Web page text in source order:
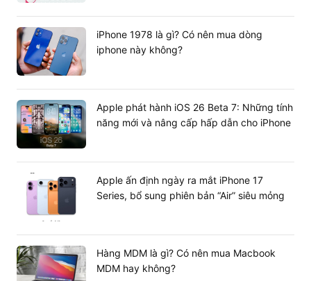
iPhone 1978 là gì? Có nên mua dòng
iphone này không?
Apple phát hành iOS 26 Beta 7: Những tính
năng mới và nâng cấp hấp dẫn cho iPhone
Apple ấn định ngày ra mắt iPhone 17
Series, bổ sung phiên bản “Air” siêu mỏng
Hàng MDM là gì? Có nên mua Macbook
MDM hay không?